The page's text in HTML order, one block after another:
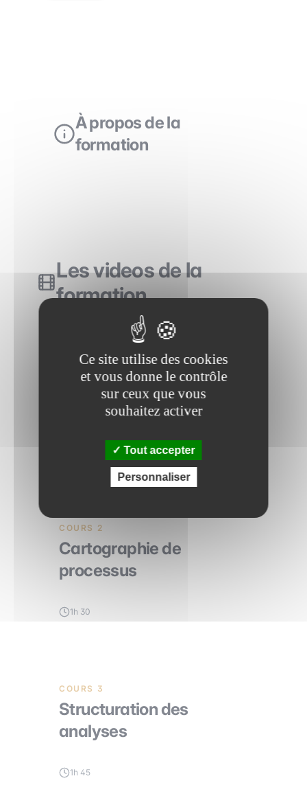
À propos de la
formation
Les videos de la
formation
COURS 1
Identification des
irritants
COURS 2
Cartographie de
processus
1h 30
COURS 3
Structuration des
analyses
1h 45
Ce site utilise des cookies
et vous donne le contrôle
sur ceux que vous
souhaitez activer
Tout accepter
Personnaliser